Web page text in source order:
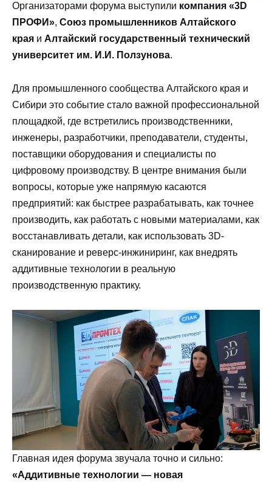
Организаторами форума выступили компания «3D
ПРОФИ», Союз промышленников Алтайского
края и Алтайский государственный технический
университет им. И.И. Ползунова.
Для промышленного сообщества Алтайского края и
Сибири это событие стало важной профессиональной
площадкой, где встретились производственники,
инженеры, разработчики, преподаватели, студенты,
поставщики оборудования и специалисты по
цифровому производству. В центре внимания были
вопросы, которые уже напрямую касаются
предприятий: как быстрее разрабатывать, как точнее
производить, как работать с новыми материалами, как
восстанавливать детали, как использовать 3D-
сканирование и реверс-инжиниринг, как внедрять
аддитивные технологии в реальную
производственную практику.
Главная идея форума звучала точно и сильно:
«Аддитивные технологии — новая